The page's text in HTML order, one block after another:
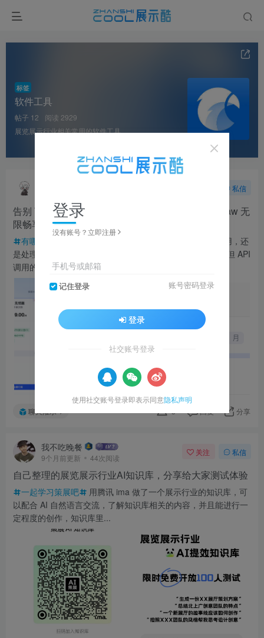
标签
软件工具
帖子 12
阅读 2929
展览展示行业相关常用的软件工具
私信
告别 Token 焦虑！讯飞星火“无忧版”，配置 OpenClaw 无
限畅享
有哪些高效策展工具？
在 2026 年，无论是打造 AI 应用，还
是处理复杂的项目方案，AI 已经成为了我们的“数字脊梁”。但 API
调用的昂贵成本往往让人望...
聊天灌水 3 回复 分享
我不吃晚餐
9个月前更新 44次阅读
关注 私信
自己整理的展览展示行业AI知识库，分享给大家测试体验
一起学习策展吧
用腾讯 ima 做了一个展示行业的知识库，可
以配合 AI 自然语言交流，了解知识库相关的内容，并且能进行一
定程度的创作，知识库里...
登录
没有账号？立即注册
手机号或邮箱
记住登录 账号密码登录
登录
社交账号登录
使用社交账号登录即表示同意隐私声明